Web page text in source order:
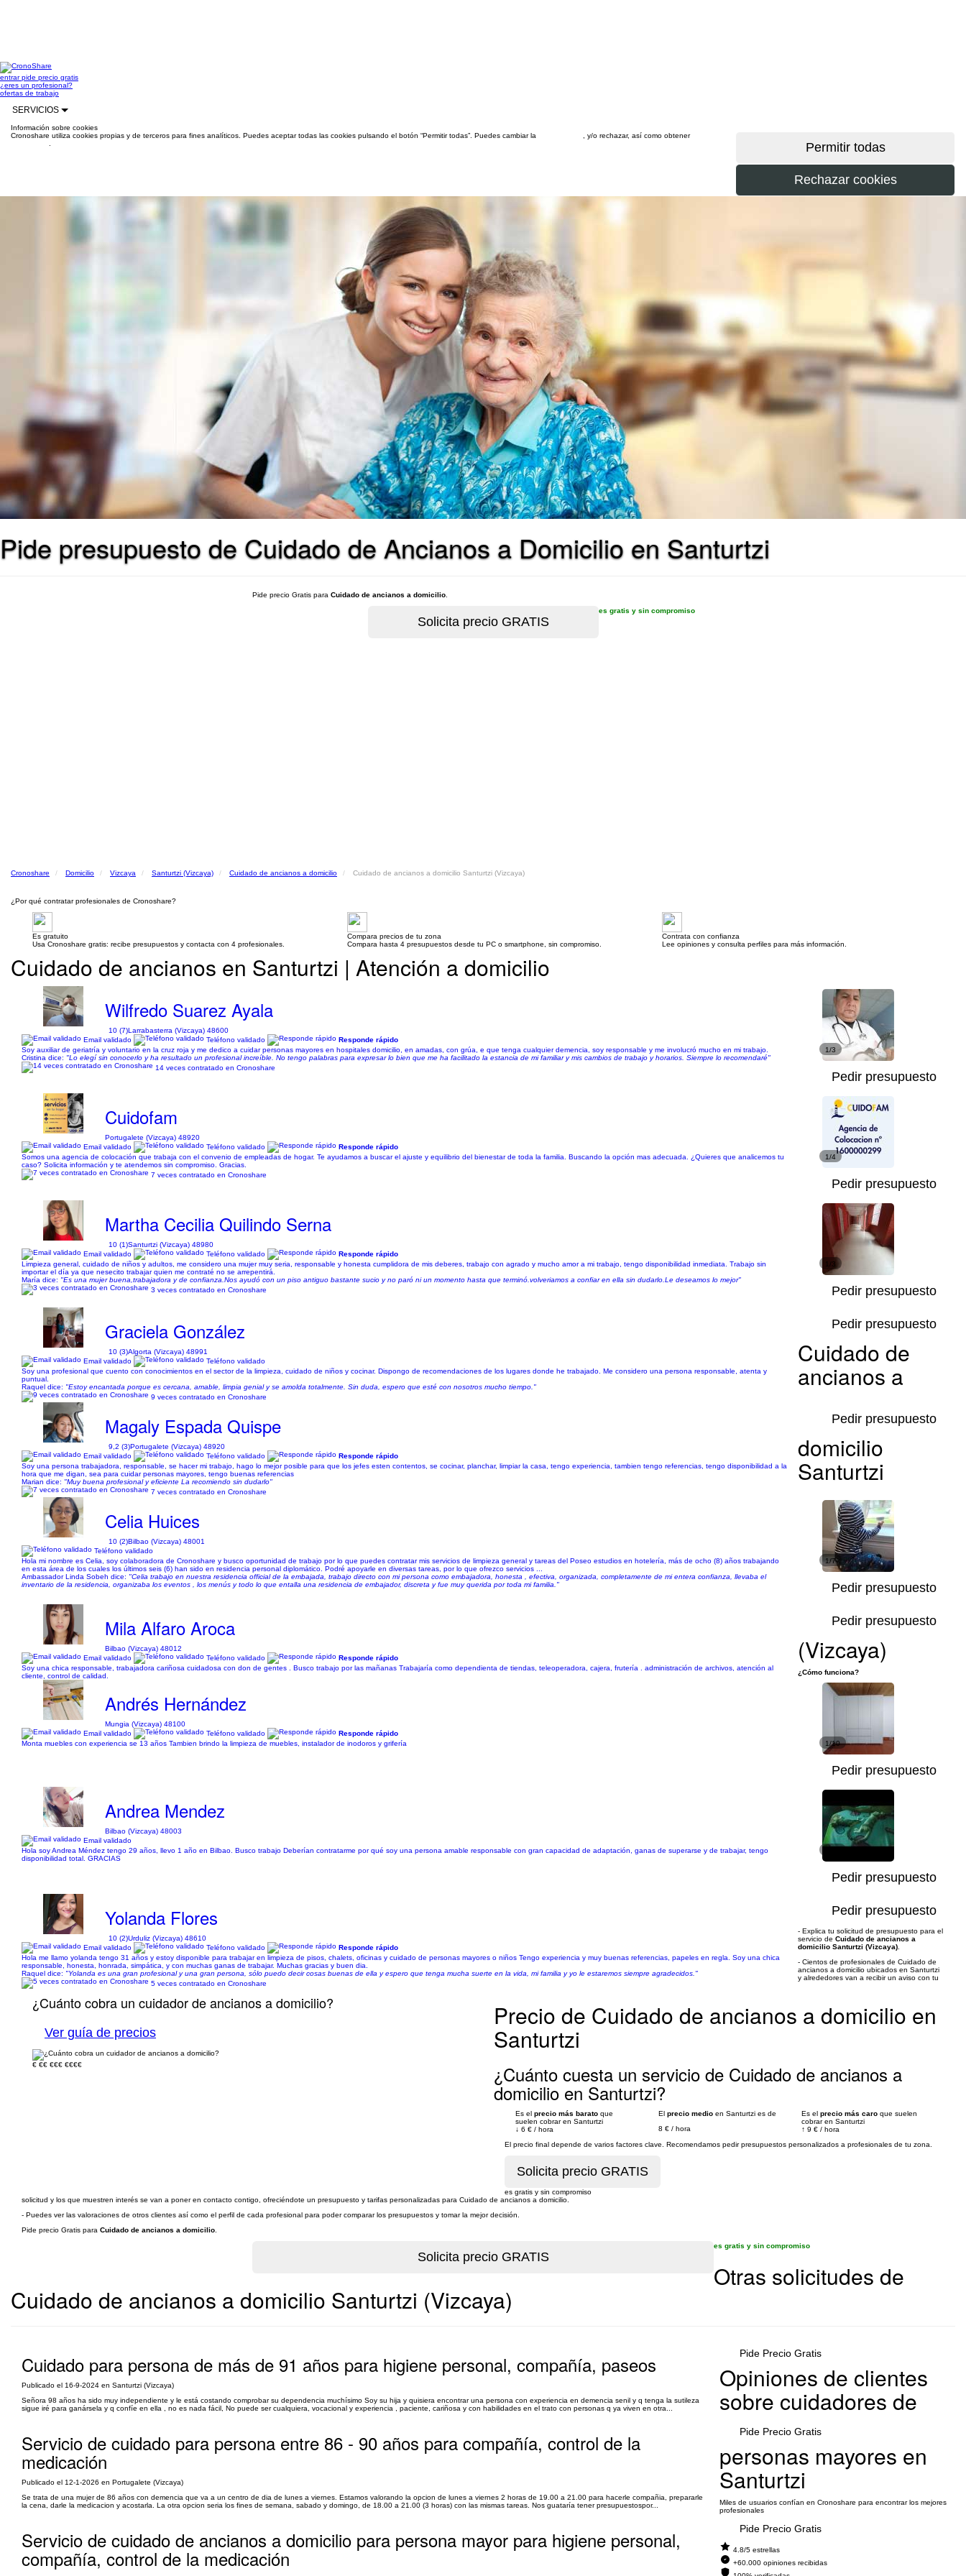
entrarpide precio gratis
¿eres un profesional?
ofertas de trabajo
SERVICIOS
Información sobre cookies
Cronoshare utiliza cookies propias y de terceros para fines analíticos. Puedes aceptar todas las cookies pulsando el botón “Permitir todas”. Puedes cambiar la
, y/o rechazar, así como obtener
Pide presupuesto de Cuidado de Ancianos a Domicilio en Santurtzi
Pide precio Gratis para Cuidado de ancianos a domicilio
es gratis y sin compromiso
Cronoshare Domicilio Vizcaya Santurtzi (Vizcaya) Cuidado de ancianos a domicilio Cuidado de ancianos a domicilio Santurtzi (Vizcaya)
¿Por qué contratar profesionales de Cronoshare?
Es gratuito
Usa Cronoshare gratis: recibe presupuestos y contacta con 4 profesionales.
Compara precios de tu zona
Compara hasta 4 presupuestos desde tu PC o smartphone, sin compromiso.
Contrata con confianza
Lee opiniones y consulta perfiles para más información.
Cuidado de ancianos en Santurtzi | Atención a domicilio
Wilfredo Suarez Ayala
10 (7)Larrabasterra (Vizcaya) 48600
Email validado
Teléfono validado
Responde rápido
Soy auxiliar de geriatría y voluntario en la cruz roja y me dedico a cuidar personas mayores en hospitales domicilio, en amadas, con grúa, e que tenga cualquier demencia, soy responsable y me involucró mucho en mi trabajo.
Cristina dice: "Lo elegí sin conocerlo y ha resultado un profesional increíble. No tengo palabras para expresar lo bien que me ha facilitado la estancia de mi familiar y mis cambios de trabajo y horarios. Siempre lo recomendaré"
14 veces contratado en Cronoshare
1/3
Pedir presupuesto
Cuidofam
Portugalete (Vizcaya) 48920
Email validado
Teléfono validado
Responde rápido
Somos una agencia de colocación que trabaja con el convenio de empleadas de hogar. Te ayudamos a buscar el ajuste y equilibrio del bienestar de toda la familia. Buscando la opción mas adecuada. ¿Quieres que analicemos tu
caso? Solicita información y te atendemos sin compromiso. Gracias.
7 veces contratado en Cronoshare
1/4
Pedir presupuesto
Martha Cecilia Quilindo Serna
10 (1)Santurtzi (Vizcaya) 48980
Email validado
Teléfono validado
Responde rápido
Limpieza general, cuidado de niños y adultos, me considero una mujer muy seria, responsable y honesta cumplidora de mis deberes, trabajo con agrado y mucho amor a mi trabajo, tengo disponibilidad inmediata. Trabajo sin
importar el día ya que nesecito trabajar quien me contraté no se arrepentirá.
María dice: "Es una mujer buena,trabajadora y de confianza.Nos ayudó con un piso antiguo bastante sucio y no paró ni un momento hasta que terminó.volveriamos a confiar en ella sin dudarlo.Le deseamos lo mejor"
3 veces contratado en Cronoshare
1/3
Pedir presupuesto
Graciela González
10 (3)Algorta (Vizcaya) 48991
Email validado
Teléfono validado
Soy una profesional que cuento con conocimientos en el sector de la limpieza, cuidado de niños y cocinar. Dispongo de recomendaciones de los lugares donde he trabajado. Me considero una persona responsable, atenta y
puntual.
Raquel dice: "Estoy encantada porque es cercana, amable, limpia genial y se amolda totalmente. Sin duda, espero que esté con nosotros mucho tiempo."
9 veces contratado en Cronoshare
Pedir presupuesto
Magaly Espada Quispe
9,2 (3)Portugalete (Vizcaya) 48920
Email validado
Teléfono validado
Responde rápido
Soy una persona trabajadora, responsable, se hacer mi trabajo, hago lo mejor posible para que los jefes esten contentos, se cocinar, planchar, limpiar la casa, tengo experiencia, tambien tengo referencias, tengo disponibilidad a la
hora que me digan, sea para cuidar personas mayores, tengo buenas referencias
Marian dice: "Muy buena profesional y eficiente La recomiendo sin dudarlo"
7 veces contratado en Cronoshare
Pedir presupuesto
Celia Huices
10 (2)Bilbao (Vizcaya) 48001
Teléfono validado
Hola mi nombre es Celia, soy colaboradora de Cronoshare y busco oportunidad de trabajo por lo que puedes contratar mis servicios de limpieza general y tareas del Poseo estudios en hotelería, más de ocho (8) años trabajando
en esta área de los cuales los últimos seis (6) han sido en residencia personal diplomático. Podré apoyarle en diversas tareas, por lo que ofrezco servicios ...
Ambassador Linda Sobeh dice: "Celia trabajo en nuestra residencia official de la embajada, trabajo directo con mi persona como embajadora, honesta , efectiva, organizada, completamente de mi entera confianza, llevaba el
inventario de la residencia, organizaba los eventos , los menús y todo lo que entalla una residencia de embajador, discreta y fue muy querida por toda mi familia."
1/7
Pedir presupuesto
Mila Alfaro Aroca
Bilbao (Vizcaya) 48012
Email validado
Teléfono validado
Responde rápido
Soy una chica responsable, trabajadora cariñosa cuidadosa con don de gentes . Busco trabajo por las mañanas Trabajaría como dependienta de tiendas, teleoperadora, cajera, frutería . administración de archivos, atención al
cliente, control de calidad.
Pedir presupuesto
Andrés Hernández
Mungia (Vizcaya) 48100
Email validado
Teléfono validado
Responde rápido
Monta muebles con experiencia se 13 años Tambien brindo la limpieza de muebles, instalador de inodoros y grifería
1/10
Pedir presupuesto
Andrea Mendez
Bilbao (Vizcaya) 48003
Email validado
Hola soy Andrea Méndez tengo 29 años, llevo 1 año en Bilbao. Busco trabajo Deberían contratarme por qué soy una persona amable responsable con gran capacidad de adaptación, ganas de superarse y de trabajar, tengo
disponibilidad total. GRACIAS
Pedir presupuesto
Yolanda Flores
10 (2)Urduliz (Vizcaya) 48610
Email validado
Teléfono validado
Responde rápido
Hola me llamo yolanda tengo 31 años y estoy disponible para trabajar en limpieza de pisos, chalets, oficinas y cuidado de personas mayores o niños Tengo experiencia y muy buenas referencias, papeles en regla. Soy una chica
responsable, honesta, honrada, simpática, y con muchas ganas de trabajar. Muchas gracias y buen dia.
Raquel dice: "Yolanda es una gran profesional y una gran persona, sólo puedo decir cosas buenas de ella y espero que tenga mucha suerte en la vida, mi familia y yo le estaremos siempre agradecidos."
5 veces contratado en Cronoshare
Pedir presupuesto
¿Cuánto cobra un cuidador de ancianos a domicilio?
Ver guía de precios
€ €€ €€€ €€€€
Precio de Cuidado de ancianos a domicilio en
Santurtzi
¿Cuánto cuesta un servicio de Cuidado de ancianos a
domicilio en Santurtzi?
Es el precio más barato que
suelen cobrar en Santurtzi
↓ 6 € / hora
El precio medio en Santurtzi es de
8 € / hora
Es el precio más caro que suelen
cobrar en Santurtzi
↑ 9 € / hora
El precio final depende de varios factores clave. Recomendamos pedir presupuestos personalizados a profesionales de tu zona.
es gratis y sin compromiso
Cuidado de
ancianos a
domicilio
Santurtzi
(Vizcaya)
¿Cómo funciona?
- Explica tu solicitud de presupuesto para el
servicio de Cuidado de ancianos a
domicilio Santurtzi (Vizcaya)
- Cientos de profesionales de Cuidado de
ancianos a domicilio ubicados en Santurtzi
y alrededores van a recibir un aviso con tu
solicitud y los que muestren interés se van a poner en contacto contigo, ofreciéndote un presupuesto y tarifas personalizadas para Cuidado de ancianos a domicilio.
- Puedes ver las valoraciones de otros clientes así como el perfil de cada profesional para poder comparar los presupuestos y tomar la mejor decisión.
Pide precio Gratis para Cuidado de ancianos a domicilio
es gratis y sin compromiso
Otras solicitudes de
Cuidado de ancianos a domicilio Santurtzi (Vizcaya)
Cuidado para persona de más de 91 años para higiene personal, compañía, paseos
Publicado el 16-9-2024 en Santurtzi (Vizcaya)
Señora 98 años ha sido muy independiente y le está costando comprobar su dependencia muchísimo Soy su hija y quisiera encontrar una persona con experiencia en demencia senil y q tenga la sutileza
sigue iré para ganársela y q confíe en ella , no es nada fácil, No puede ser cualquiera, vocacional y experiencia , paciente, cariñosa y con habilidades en el trato con personas q ya viven en otra...
Pide Precio Gratis
Servicio de cuidado para persona entre 86 - 90 años para compañía, control de la
medicación
Publicado el 12-1-2026 en Portugalete (Vizcaya)
Se trata de una mujer de 86 años con demencia que va a un centro de dia de lunes a viernes. Estamos valorando la opcion de lunes a viernes 2 horas de 19.00 a 21.00 para hacerle compañia, prepararle
la cena, darle la medicacion y acostarla. La otra opcion seria los fines de semana, sabado y domingo, de 18.00 a 21.00 (3 horas) con las mismas tareas. Nos guataría tener presupuestospor...
Pide Precio Gratis
Servicio de cuidado de ancianos a domicilio para persona mayor para higiene personal,
compañía, control de la medicación
Pide Precio Gratis
Opiniones de clientes
sobre cuidadores de
personas mayores en
Santurtzi
Miles de usuarios confían en Cronoshare para encontrar los mejores
profesionales
4.8/5 estrellas
+60.000 opiniones recibidas